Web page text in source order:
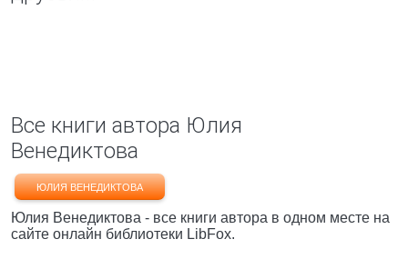
Все книги автора Юлия
Венедиктова
ЮЛИЯ ВЕНЕДИКТОВА
Юлия Венедиктова - все книги автора в одном месте на
сайте онлайн библиотеки LibFox.